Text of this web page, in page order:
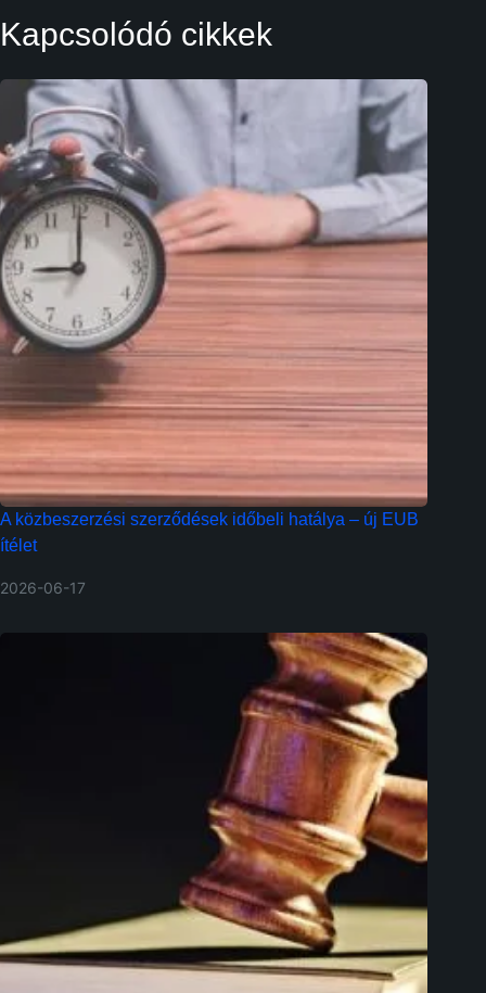
Kapcsolódó cikkek
A közbeszerzési szerződések időbeli hatálya – új EUB
ítélet
2026-06-17